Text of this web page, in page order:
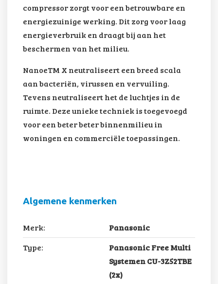
compressor zorgt voor een betrouwbare en
energiezuinige werking. Dit zorg voor laag
energieverbruik en draagt bij aan het
beschermen van het milieu.
NanoeTM X neutraliseert een breed scala
aan bacteriën, virussen en vervuiling.
Tevens neutraliseert het de luchtjes in de
ruimte. Deze unieke techniek is toegevoegd
voor een beter beter binnenmilieu in
woningen en commerciële toepassingen.
Algemene kenmerken
Merk:
Panasonic
Type:
Panasonic Free Multi
Systemen CU-3Z52TBE
(2x)